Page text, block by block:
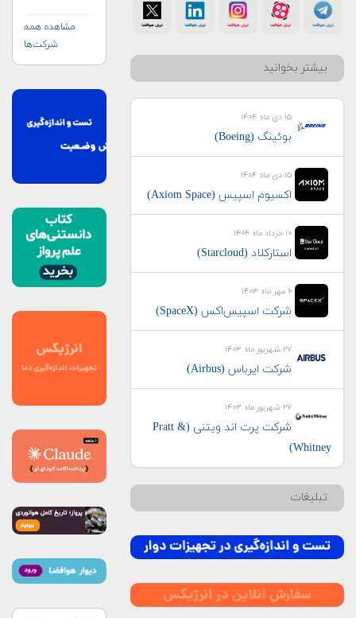
بیشتر بخوانید
۱۵ دی ماه ۱۴۰۴
بوئینگ (Boeing)
۱۵ دی ماه ۱۴۰۴
اکسیوم اسپیس (Axiom Space)
۱۰ خرداد ماه ۱۴۰۴
استارکلاد (Starcloud)
۶ مهر ماه ۱۴۰۳
شرکت اسپیس‌اکس (SpaceX)
۲۷ شهریور ماه ۱۴۰۳
شرکت ایرباس (Airbus)
۲۷ شهریور ماه ۱۴۰۳
شرکت پرت اند ویتنی (Pratt &
Whitney)
تبلیغات
مشاهده همه
شرکت‌ها